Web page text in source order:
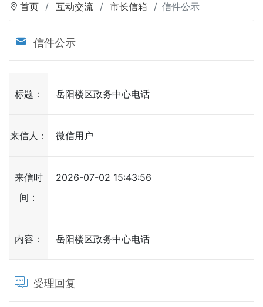
首页 互动交流 市长信箱 信件公示
信件公示
标题： 岳阳楼区政务中心电话
来信人： 微信用户
来信时
间：
2026-07-02 15:43:56
内容： 岳阳楼区政务中心电话
受理回复